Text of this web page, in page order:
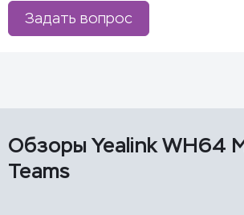
Задать вопрос
Обзоры Yealink WH64
Teams